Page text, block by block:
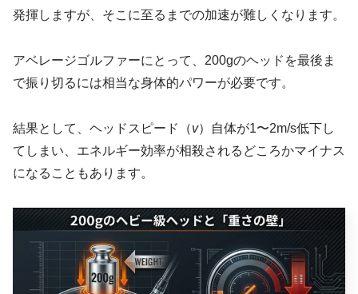
発揮しますが、そこに至るまでの加速が難しくなります。
アベレージゴルファーにとって、200gのヘッドを最後ま
で振り切るには相当な身体的パワーが必要です。
結果として、ヘッドスピード（v）自体が1〜2m/s低下し
てしまい、エネルギー効率が相殺されるどころかマイナス
になることもあります。